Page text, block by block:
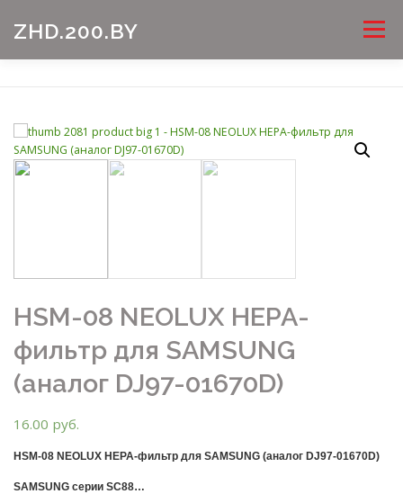
ZHD.200.BY
HSM-08 NEOLUX HEPA-
фильтр для SAMSUNG
(аналог DJ97-01670D)
16.00 руб.
HSM-08 NEOLUX HEPA-фильтр для SAMSUNG (аналог DJ97-01670D)
SAMSUNG серии SC88…